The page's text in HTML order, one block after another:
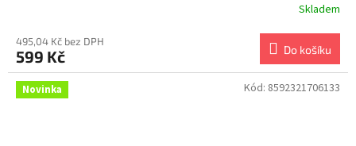
Skladem
495,04 Kč bez DPH
599 Kč Do košíku
Novinka Kód: 8592321706133